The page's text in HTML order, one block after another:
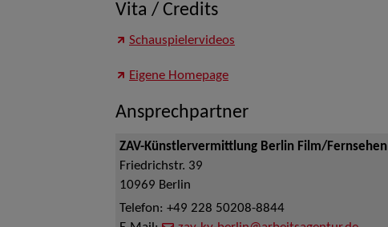
Vita / Credits
Schauspielervideos
Eigene Homepage
Ansprechpartner
ZAV-Künstlervermittlung Berlin Film/Fernsehen
Friedrichstr. 39
10969 Berlin
Telefon: +49 228 50208-8844